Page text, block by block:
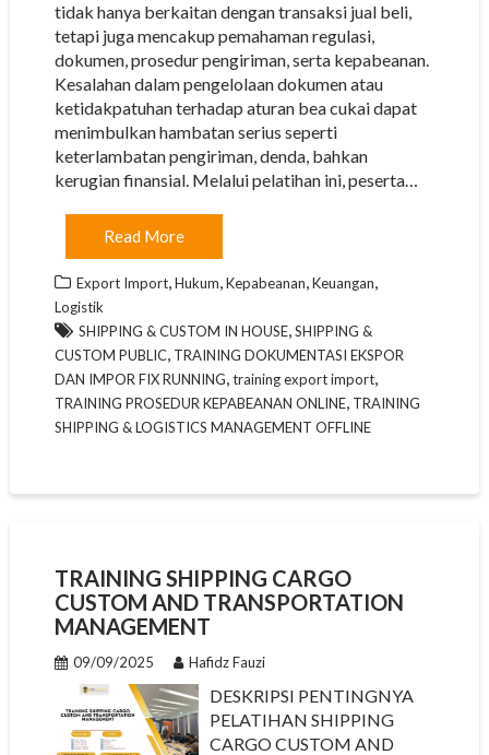
tidak hanya berkaitan dengan transaksi jual beli,
tetapi juga mencakup pemahaman regulasi,
dokumen, prosedur pengiriman, serta kepabeanan.
Kesalahan dalam pengelolaan dokumen atau
ketidakpatuhan terhadap aturan bea cukai dapat
menimbulkan hambatan serius seperti
keterlambatan pengiriman, denda, bahkan
kerugian finansial. Melalui pelatihan ini, peserta…
Read More
Export Import,Hukum,Kepabeanan,Keuangan,
Logistik
SHIPPING & CUSTOM IN HOUSE,SHIPPING &
CUSTOM PUBLIC, TRAINING DOKUMENTASI EKSPOR
DAN IMPOR FIX RUNNING,training export import,
TRAINING PROSEDUR KEPABEANAN ONLINE, TRAINING
SHIPPING & LOGISTICS MANAGEMENT OFFLINE
TRAINING SHIPPING CARGO
CUSTOM AND TRANSPORTATION
MANAGEMENT
09/09/2025 Hafidz Fauzi
DESKRIPSI PENTINGNYA
PELATIHAN SHIPPING
CARGO CUSTOM AND